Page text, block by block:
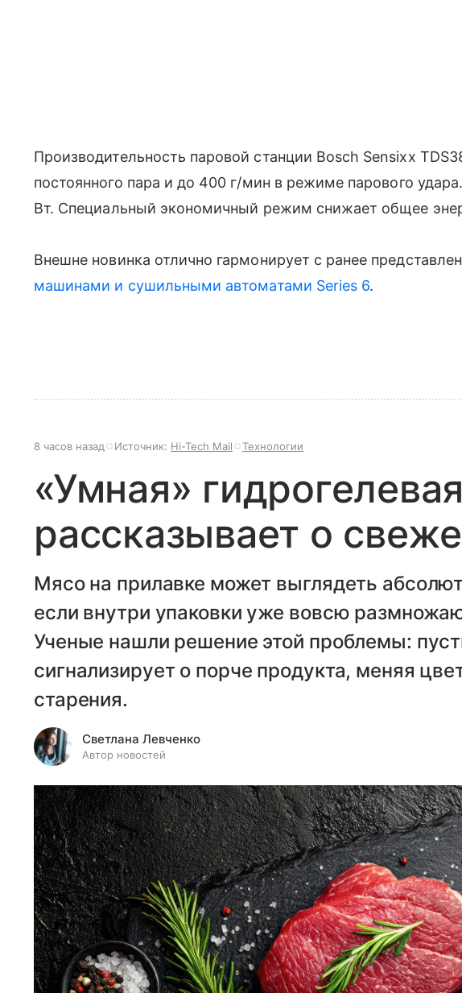
Производительность паровой станции Bosch Sensixx
постоянного пара и до 400 г/мин в режиме парового
Вт. Специальный экономичный режим снижает общее
Внешне новинка отлично гармонирует с ранее
машинами и сушильными автоматами Series 6.
8 часов назад Источник: Hi-Tech Mail Технологии
«Умная»
рассказывает о
Мясо на прилавке может выглядеть
если внутри упаковки уже вовсю
Ученые нашли решение этой проблемы:
сигнализирует о порче продукта, меняя
старения.
Светлана Левченко
Автор новостей